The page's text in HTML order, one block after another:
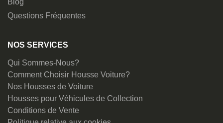
Blog
Questions Fréquentes
NOS SERVICES
Qui Sommes-Nous?
Comment Choisir Housse Voiture?
Nos Housses de Voiture
Housses pour Véhicules de Collection
Conditions de Vente